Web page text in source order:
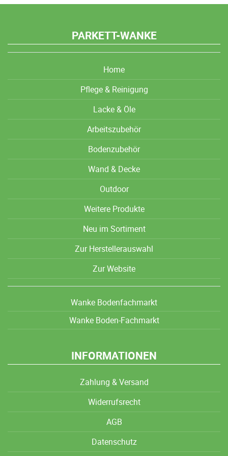
PARKETT-WANKE
Home
Pflege & Reinigung
Lacke & Öle
Arbeitszubehör
Bodenzubehör
Wand & Decke
Outdoor
Weitere Produkte
Neu im Sortiment
Zur Herstellerauswahl
Zur Website
Wanke Bodenfachmarkt
Wanke Boden-Fachmarkt
INFORMATIONEN
Zahlung & Versand
Widerrufsrecht
AGB
Datenschutz